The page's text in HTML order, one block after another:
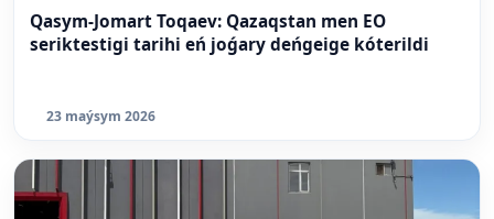
Qasym-Jomart Toqaev: Qazaqstan men EO
seriktestigi tarihi eń joǵary deńgeige kóterildi
23 maýsym 2026